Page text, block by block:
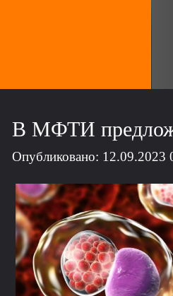
В МФТИ
Опубликовано: 12.09.2023